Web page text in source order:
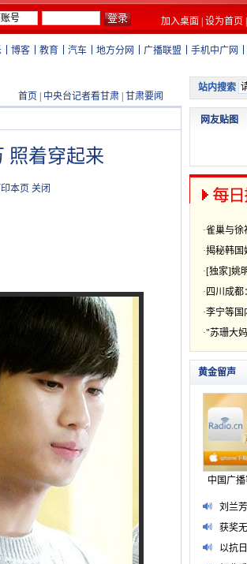
加入桌面 设为首页
博客 教育 汽车 地方分网 广播联盟 手机中广网
首页 中央台记者看甘肃 甘肃要闻
照着穿起来
本页 关闭